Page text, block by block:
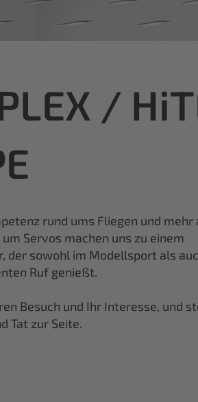
/
rund ums Fliegen und mehr
Servos machen uns zu einem
der sowohl im Modellsport als
Ruf genießt.
Besuch und Ihr Interesse, und
Tat zur Seite.